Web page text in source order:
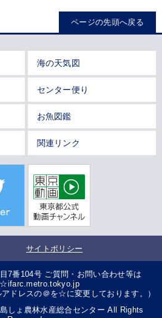
ページの先頭へ戻る
海の天気図
センター便り
お魚図鑑
関連リンク
サイトポリシー
7番104号 ご質問・お問い合わせ等は
アドレスの＠を☆に変更しております。）
しょ農林水産総合センター All Rights